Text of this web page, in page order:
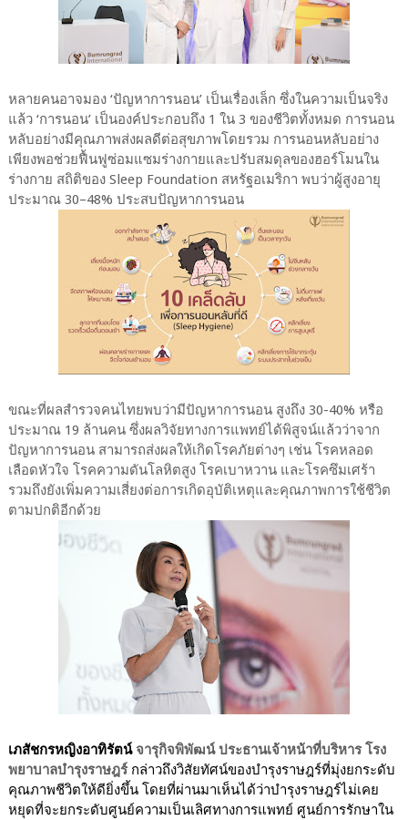
หลายคนอาจมอง ‘ปัญหาการนอน’ เป็นเรื่องเล็ก ซึ่งในความเป็นจริง
แล้ว ‘การนอน’ เป็นองค์ประกอบถึง 1 ใน 3 ของชีวิตทั้งหมด การนอน
หลับอย่างมีคุณภาพส่งผลดีต่อสุขภาพโดยรวม การนอนหลับอย่าง
เพียงพอช่วยฟื้นฟูซ่อมแซมร่างกายและปรับสมดุลของฮอร์โมนใน
ร่างกาย สถิติของ Sleep Foundation สหรัฐอเมริกา พบว่าผู้สูงอายุ
ประมาณ 30–48% ประสบปัญหาการนอน
ขณะที่ผลสำรวจคนไทยพบว่ามีปัญหาการนอน สูงถึง 30-40% หรือ
ประมาณ 19 ล้านคน ซึ่งผลวิจัยทางการแพทย์ได้พิสูจน์แล้วว่าจาก
ปัญหาการนอน สามารถส่งผลให้เกิดโรคภัยต่างๆ เช่น โรคหลอด
เลือดหัวใจ โรคความดันโลหิตสูง โรคเบาหวาน และโรคซึมเศร้า
รวมถึงยังเพิ่มความเสี่ยงต่อการเกิดอุบัติเหตุและคุณภาพการใช้ชีวิต
ตามปกติอีกด้วย
เภสัชกรหญิงอาทิรัตน์ จารุกิจพิพัฒน์ ประธานเจ้าหน้าที่บริหาร โรง
พยาบาลบำรุงราษฎร์ กล่าวถึงวิสัยทัศน์ของบำรุงราษฎร์ที่มุ่งยกระดับ
คุณภาพชีวิตให้ดียิ่งขึ้น โดยที่ผ่านมาเห็นได้ว่าบำรุงราษฎร์ไม่เคย
หยุดที่จะยกระดับศูนย์ความเป็นเลิศทางการแพทย์ ศูนย์การรักษาใน